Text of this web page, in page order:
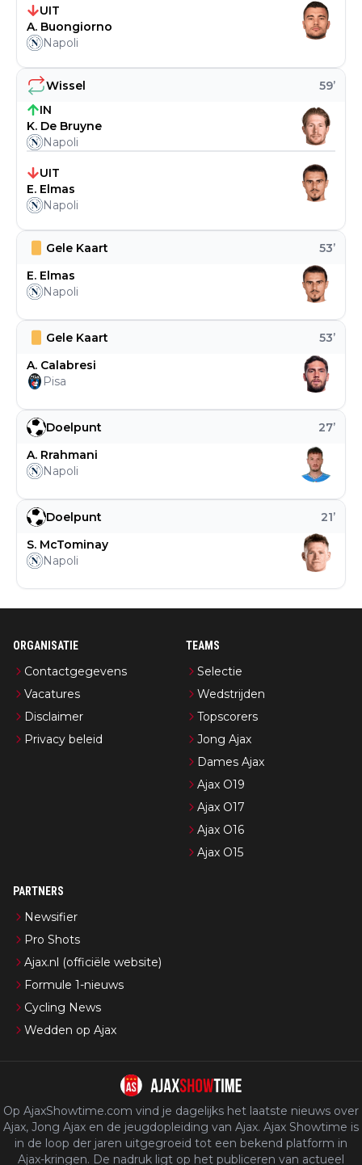
Doelpunt 21’
S. McTominay
Napoli
Doelpunt 27’
A. Rrahmani
Napoli
Gele Kaart 53’
A. Calabresi
Pisa
Gele Kaart 53’
E. Elmas
Napoli
Wissel 59’
IN
K. De Bruyne
Napoli
UIT
E. Elmas
Napoli
UIT
A. Buongiorno
Napoli
ORGANISATIE
Contactgegevens
Vacatures
Disclaimer
Privacy beleid
TEAMS
Selectie
Wedstrijden
Topscorers
Jong Ajax
Dames Ajax
Ajax O19
Ajax O17
Ajax O16
Ajax O15
PARTNERS
Newsifier
Pro Shots
Ajax.nl (officiële website)
Formule 1-nieuws
Cycling News
Wedden op Ajax
Op AjaxShowtime.com vind je dagelijks het laatste nieuws over
Ajax, Jong Ajax en de jeugdopleiding van Ajax. Ajax Showtime is
in de loop der jaren uitgegroeid tot een bekend platform in
Ajax-kringen. De nadruk ligt op het publiceren van actueel